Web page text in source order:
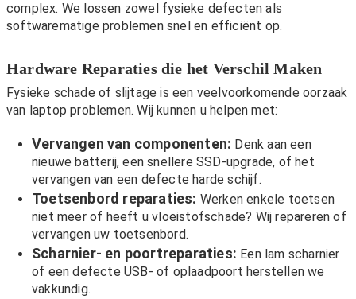
complex. We lossen zowel fysieke defecten als
softwarematige problemen snel en efficiënt op.
Hardware Reparaties die het Verschil Maken
Fysieke schade of slijtage is een veelvoorkomende oorzaak
van laptop problemen. Wij kunnen u helpen met:
Vervangen van componenten: Denk aan een
nieuwe batterij, een snellere SSD-upgrade, of het
vervangen van een defecte harde schijf.
Toetsenbord reparaties: Werken enkele toetsen
niet meer of heeft u vloeistofschade? Wij repareren of
vervangen uw toetsenbord.
Scharnier- en poortreparaties: Een lam scharnier
of een defecte USB- of oplaadpoort herstellen we
vakkundig.